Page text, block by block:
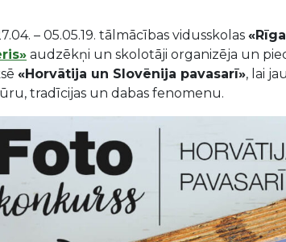
– 05.05.19. tālmācības vidusskolas
audzēkņi un skolotāji organizēja un
«Horvātija un Slovēnija pavasarī», lai
tradīcijas un dabas fenomenu.